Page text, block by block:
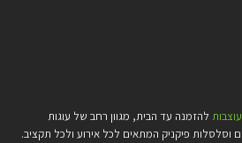
להזמנה עד הבית, מגוון רחב של עוגות
וסלסלות פיקניק המתאים לכל אירוע ולכל תקציב.